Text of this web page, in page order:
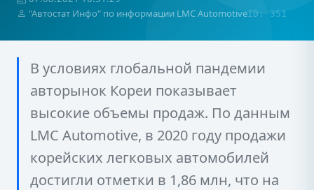
"Автостат Инфо" по информации LMC AutomotiveID: 351
В условиях глобальной пандемии
авторынок Кореи показывает
высокие объемы продаж. По данным
LMC Automotive, в 2020 году продажи
корейских легковых автомобилей
достигли отметки в 1,86 млн, что на